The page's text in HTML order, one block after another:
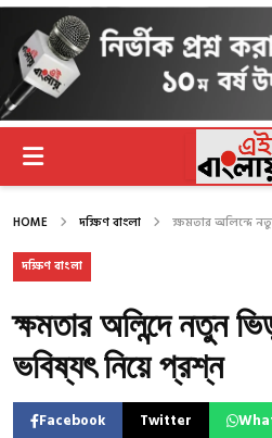
HOME দক্ষিণ বাংলা ক্ষমতার অলিন্দে
দক্ষিণ বাংলা
ক্ষমতার অলিন্দে নতুন
ভবিষ্যৎ নিয়ে প্রশ্ন
Facebook Twitter